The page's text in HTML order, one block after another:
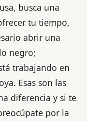
busca una
tu tiempo,
abrir una
negro;
trabajando en
Esas son las
diferencia y si te
por la